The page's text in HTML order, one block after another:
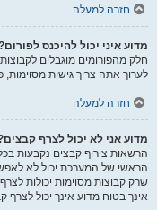
חזרה למעלה
מדוע איני יכול להיכנס
חלק מהפורומים מוגבלים
לערוך אתה צריך גישות
חזרה למעלה
מדוע אני לא יכול לצרף
הרשאות צירוף קבצים נקבעות
הראשי של המערכת יכול לא
שרק קבוצות מסוימות יכולות
אינך בטוח מדוע אינך יכול לצרף